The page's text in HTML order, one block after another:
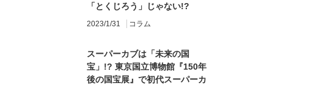
「とくじろう」じゃない!?
2023/1/31 コラム
スーパーカブは「未来の国
宝」!? 東京国立博物館『150年
後の国宝展』で初代スーパーカ